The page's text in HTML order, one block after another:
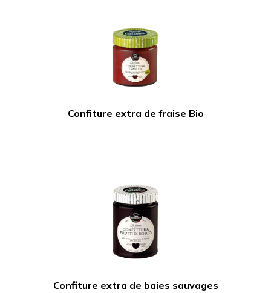
Confiture extra de fraise Bio
Confiture extra de baies sauvages